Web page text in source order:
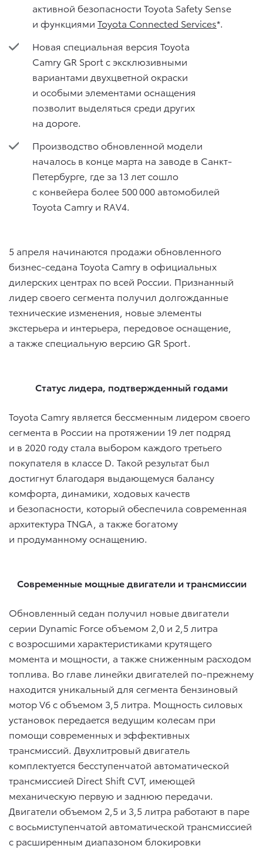
активной безопасности Toyota Safety Sense
и функциями Toyota Connected Services*.
Новая специальная версия Toyota
Camry GR Sport с эксклюзивными
вариантами двухцветной окраски
и особыми элементами оснащения
позволит выделяться среди других
на дороге.
Производство обновленной модели
началось в конце марта на заводе в Санкт-
Петербурге, где за 13 лет сошло
с конвейера более 500 000 автомобилей
Toyota Camry и RAV4.
5 апреля начинаются продажи обновленного
бизнес-седана Toyota Camry в официальных
дилерских центрах по всей России. Признанный
лидер своего сегмента получил долгожданные
технические изменения, новые элементы
экстерьера и интерьера, передовое оснащение,
а также специальную версию GR Sport.
Статус лидера, подтвержденный годами
Toyota Camry является бессменным лидером своего
сегмента в России на протяжении 19 лет подряд
и в 2020 году стала выбором каждого третьего
покупателя в классе D. Такой результат был
достигнут благодаря выдающемуся балансу
комфорта, динамики, ходовых качеств
и безопасности, который обеспечила современная
архитектура TNGA, а также богатому
и продуманному оснащению.
Современные мощные двигатели и трансмиссии
Обновленный седан получил новые двигатели
серии Dynamic Force объемом 2,0 и 2,5 литра
с возросшими характеристиками крутящего
момента и мощности, а также сниженным расходом
топлива. Во главе линейки двигателей по-прежнему
находится уникальный для сегмента бензиновый
мотор V6 с объемом 3,5 литра. Мощность силовых
установок передается ведущим колесам при
помощи современных и эффективных
трансмиссий. Двухлитровый двигатель
комплектуется бесступенчатой автоматической
трансмиссией Direct Shift CVT, имеющей
механическую первую и заднюю передачи.
Двигатели объемом 2,5 и 3,5 литра работают в паре
с восьмиступенчатой автоматической трансмиссией
с расширенным диапазоном блокировки